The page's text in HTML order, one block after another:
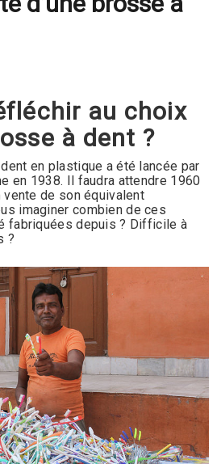
au choix
à dent ?
en plastique a été lancée par
en 1938. Il faudra attendre 1960
de son équivalent
imaginer combien de ces
fabriquées depuis ? Difficile à
?